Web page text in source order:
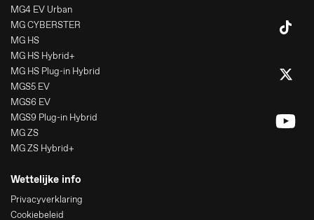
MG4 EV Urban
MG CYBERSTER
MG HS
MG HS Hybrid+
MG HS Plug-in Hybrid
MGS5 EV
MGS6 EV
MGS9 Plug-in Hybrid
MG ZS
MG ZS Hybrid+
Wettelijke info
Privacyverklaring
Cookiebeleid